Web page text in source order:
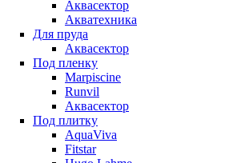
Аквасектор
Акватехника
Для пруда
Аквасектор
Под пленку
Marpiscine
Runvil
Аквасектор
Под плитку
AquaViva
Fitstar